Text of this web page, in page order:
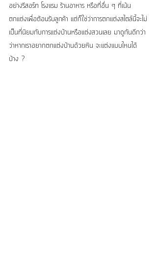
อย่างรีสอร์ท โรงแรม ร้านอาหาร หรือที่อื่น ๆ ที่เน้น
ตกแต่งเพื่อต้อนรับลูกค้า แต่ก็ใช่ว่าการตกแต่งสไตล์นี้จะไม่
เป็นที่นิยมกับการแต่งบ้านหรือแต่งสวนเลย มาดูกันดีกว่า
ว่าหากเราอยากตกแต่งบ้านด้วยหิน จะแต่งแบบไหนได้
บ้าง ?